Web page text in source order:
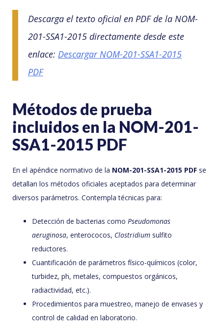
Descarga el texto oficial en PDF de la NOM-
201-SSA1-2015 directamente desde este
enlace: Descargar NOM-201-SSA1-2015
PDF
Métodos de prueba
incluidos en la NOM-201-
SSA1-2015 PDF
En el apéndice normativo de la NOM-201-SSA1-2015 PDF se
detallan los métodos oficiales aceptados para determinar
diversos parámetros. Contempla técnicas para:
Detección de bacterias como Pseudomonas
aeruginosa, enterococos, Clostridium sulfito
reductores.
Cuantificación de parámetros físico-químicos (color,
turbidez, ph, metales, compuestos orgánicos,
radiactividad, etc.).
Procedimientos para muestreo, manejo de envases y
control de calidad en laboratorio.